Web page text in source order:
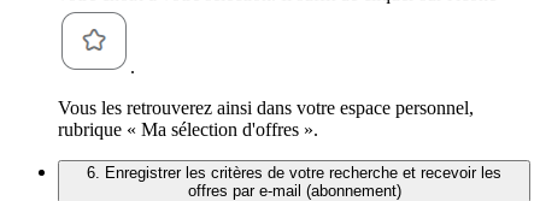
.
Vous les retrouverez ainsi dans votre espace personnel,
rubrique « Ma sélection d'offres ».
6. Enregistrer les critères de votre recherche et recevoir les
offres par e-mail (abonnement)